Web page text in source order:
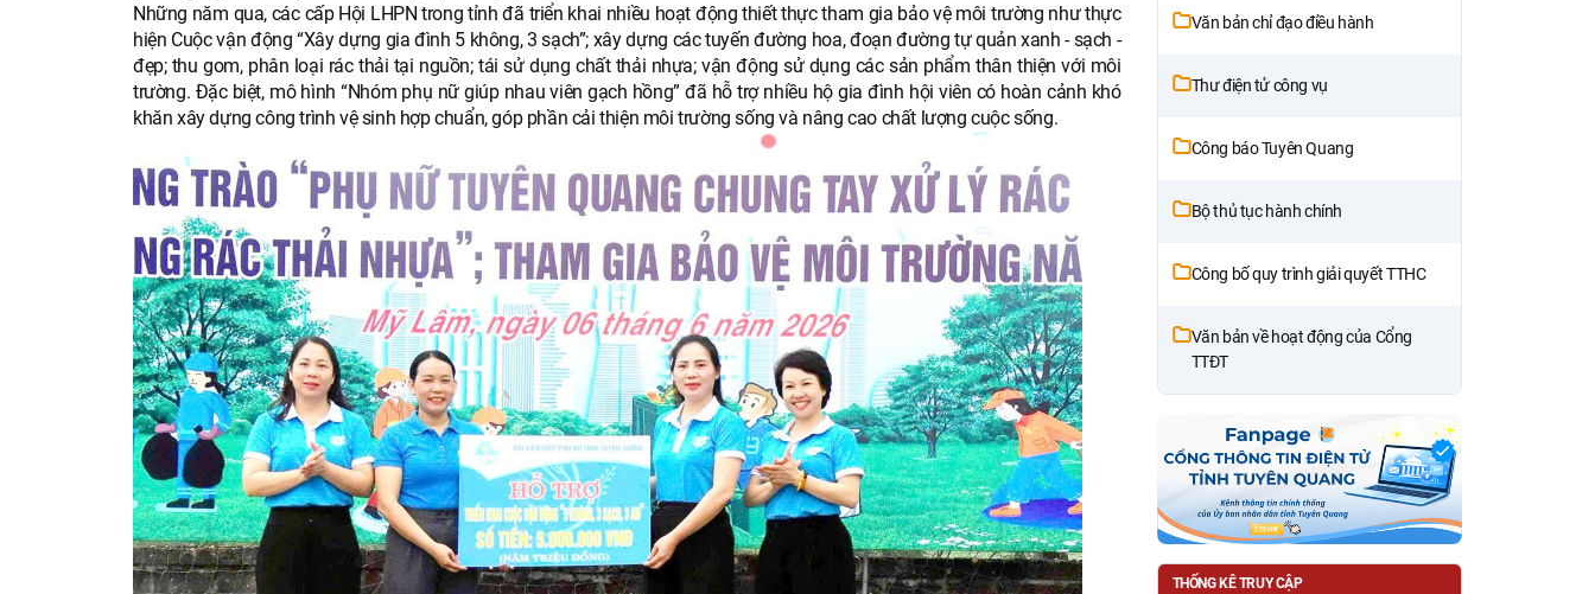
Những năm qua, các cấp Hội LHPN trong tỉnh đã triển khai nhiều hoạt động thiết thực tham gia bảo vệ môi trường như thực
hiện Cuộc vận động “Xây dựng gia đình 5 không, 3 sạch”; xây dựng các tuyến đường hoa, đoạn đường tự quản xanh - sạch -
đẹp; thu gom, phân loại rác thải tại nguồn; tái sử dụng chất thải nhựa; vận động sử dụng các sản phẩm thân thiện với môi
trường. Đặc biệt, mô hình “Nhóm phụ nữ giúp nhau viên gạch hồng” đã hỗ trợ nhiều hộ gia đình hội viên có hoàn cảnh khó
khăn xây dựng công trình vệ sinh hợp chuẩn, góp phần cải thiện môi trường sống và nâng cao chất lượng cuộc sống.
Văn bản chỉ đạo điều hành
Thư điện tử công vụ
Công báo Tuyên Quang
Bộ thủ tục hành chính
Công bố quy trình giải quyết TTHC
Văn bản về hoạt động của Cổng
TTĐT
THỐNG KÊ TRUY CẬP